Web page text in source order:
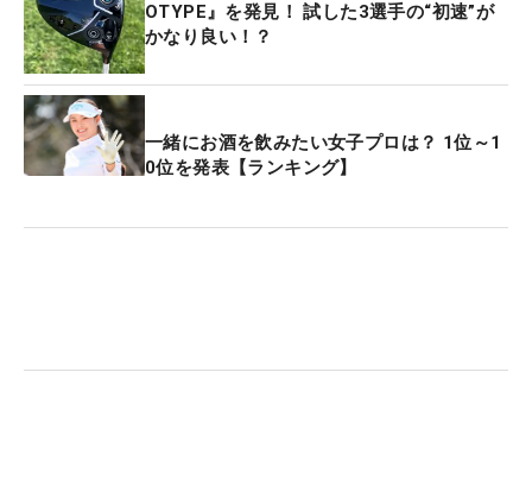
す」と証言。さらにこの日、2アンダー・8位タイと
こちらも上位発進したプロ2年目の村田歩香も、同
じドライバーを使用するひとりだが、こちらも「ま
っすぐ飛んでくれます」と、その直進性に魅力を感
じている。
OTYPE』を発見！ 試した3選手の“初速”が
かなり良い！？
一緒にお酒を飲みたい女子プロは？ 1位～1
0位を発表【ランキング】